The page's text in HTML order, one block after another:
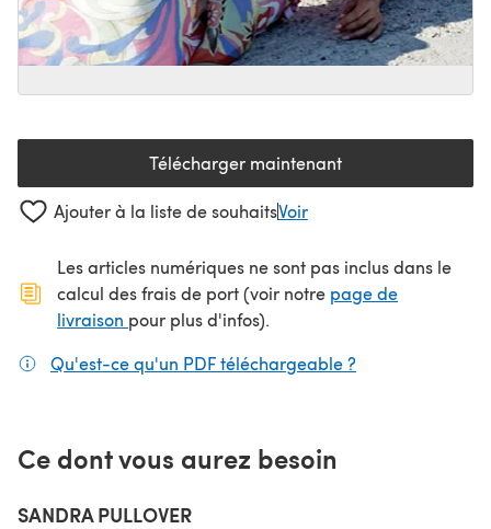
Télécharger maintenant(s'ouvre dans un nouvel
Ajouter à la liste de souhaitsVoir
Les articles numériques ne sont pas inclus dans le
calcul des frais de port (voir notre page de
livraison (s'ouvre dans un nouvel onglet)
pour plus d'infos).
Qu'est-ce qu'un PDF téléchargeable ?
Ce dont vous aurez besoin
SANDRA PULLOVER